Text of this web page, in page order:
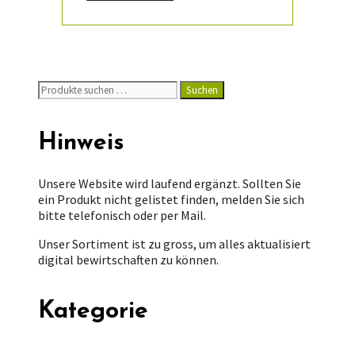
Suchen
nach:
Suchen
Hinweis
Unsere Website wird laufend ergänzt. Sollten Sie
ein Produkt nicht gelistet finden, melden Sie sich
bitte telefonisch oder per Mail.
Unser Sortiment ist zu gross, um alles aktualisiert
digital bewirtschaften zu können.
Kategorie